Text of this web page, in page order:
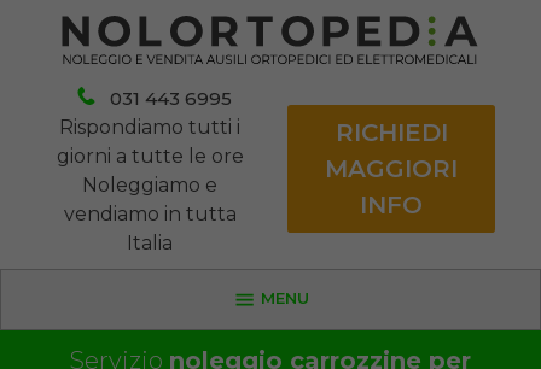
031 443 6995
Rispondiamo tutti i
giorni a tutte le ore
Noleggiamo e
vendiamo in tutta
Italia
RICHIEDI
MAGGIORI
INFO
MENU
Servizio noleggio carrozzine per